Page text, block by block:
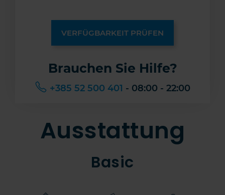
VERFÜGBARKEIT PRÜFEN
Brauchen Sie Hilfe?
+385 52 500 401 - 08:00 - 22:00
Ausstattung
Basic